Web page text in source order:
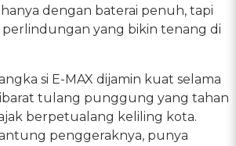
dengan baterai penuh, tapi
yang bikin tenang di
si E-MAX dijamin kuat selama
tulang punggung yang tahan
berpetualang keliling kota.
penggeraknya, punya